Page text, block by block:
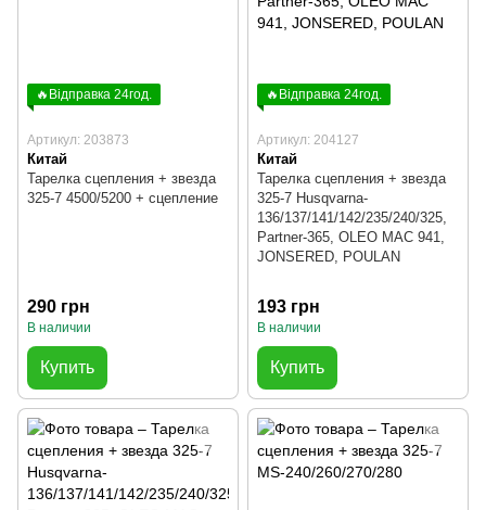
🔥Відправка 24год.
Артикул: 203873
Китай
Тарелка сцепления + звезда
325-7 4500/5200 + сцепление
290 грн
В наличии
Купить
🔥Відправка 24год.
Артикул: 204127
Китай
Тарелка сцепления + звезда
325-7 Husqvarna-
136/137/141/142/235/240/325,
Partner-365, OLEO MAC 941,
JONSERED, POULAN
193 грн
В наличии
Купить